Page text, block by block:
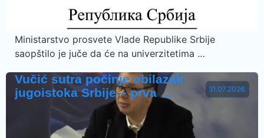
Ministarstvo prosvete Vlade Republike Srbije
saopštilo je juče da će na univerzitetima …
31.07.2026.
Vučić sutra počinje obilazak
jugoistoka Srbije – prva …